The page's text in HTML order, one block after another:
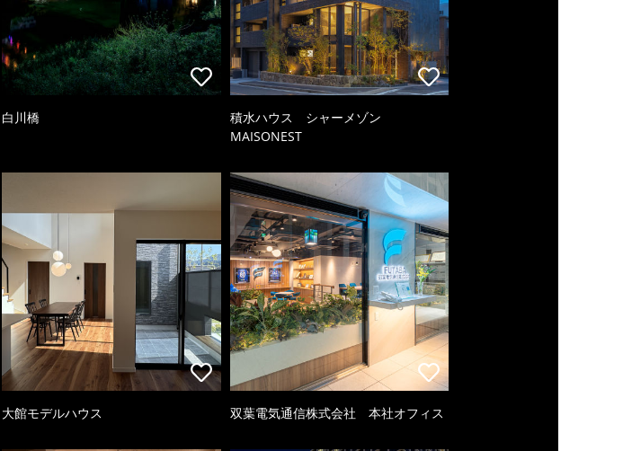
白川橋
積水ハウス シャーメゾン
MAISONEST
大館モデルハウス 双葉電気通信株式会社 本社オフィス